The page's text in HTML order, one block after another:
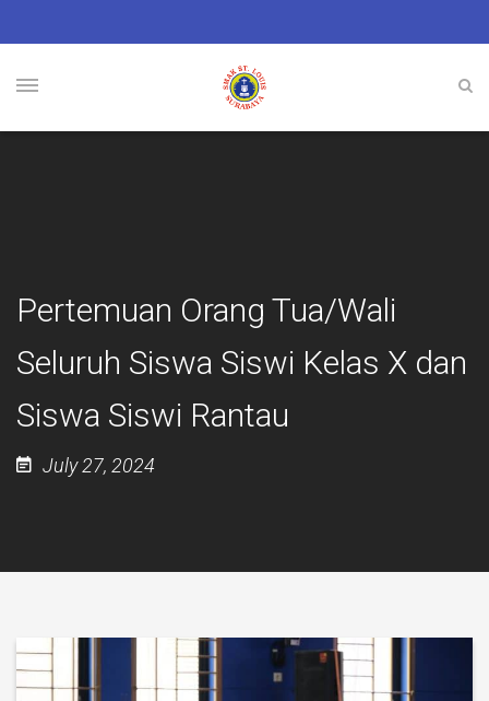
Pertemuan Orang Tua/Wali
Seluruh Siswa Siswi Kelas X dan
Siswa Siswi Rantau
July 27, 2024